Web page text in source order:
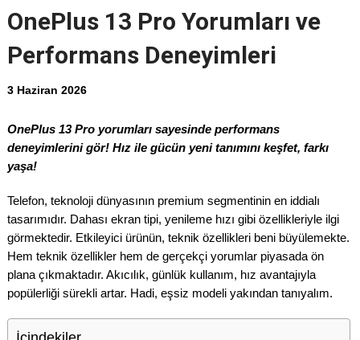
OnePlus 13 Pro Yorumları ve
Performans Deneyimleri
3 Haziran 2026
OnePlus 13 Pro yorumları sayesinde performans
deneyimlerini gör! Hız ile gücün yeni tanımını keşfet, farkı
yaşa!
Telefon, teknoloji dünyasının premium segmentinin en iddialı
tasarımıdır. Dahası ekran tipi, yenileme hızı gibi özellikleriyle ilgi
görmektedir. Etkileyici ürünün, teknik özellikleri beni büyülemekte.
Hem teknik özellikler hem de gerçekçi yorumlar piyasada ön
plana çıkmaktadır. Akıcılık, günlük kullanım, hız avantajıyla
popülerliği sürekli artar. Hadi, eşsiz modeli yakından tanıyalım.